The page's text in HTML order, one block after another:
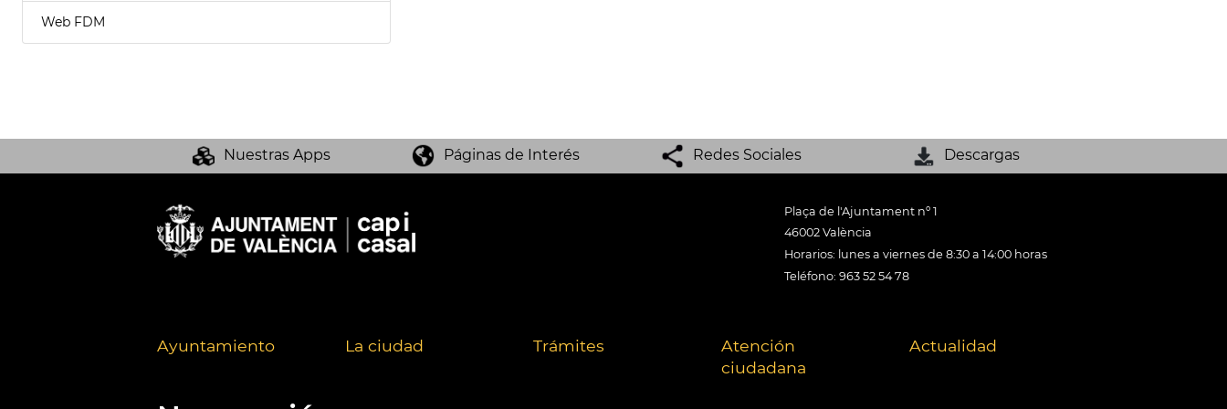
Web FDM
Nuestras Apps Páginas de Interés Redes Sociales Descargas
Plaça de l'Ajuntament nº 1
46002 València
Horarios: lunes a viernes de 8:30 a 14:00 horas
Teléfono: 963 52 54 78
Ayuntamiento La ciudad Trámites
Atención
ciudadana
Actualidad